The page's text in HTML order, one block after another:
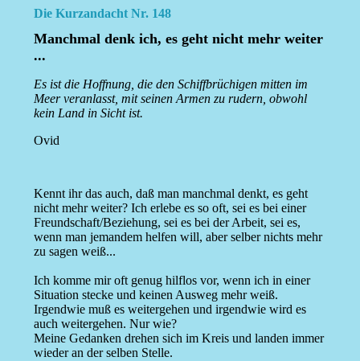
Die Kurzandacht Nr. 148
Manchmal denk ich, es geht nicht mehr weiter
...
Es ist die Hoffnung, die den Schiffbrüchigen mitten im
Meer veranlasst, mit seinen Armen zu rudern, obwohl
kein Land in Sicht ist.
Ovid
Kennt ihr das auch, daß man manchmal denkt, es geht
nicht mehr weiter? Ich erlebe es so oft, sei es bei einer
Freundschaft/Beziehung, sei es bei der Arbeit, sei es,
wenn man jemandem helfen will, aber selber nichts mehr
zu sagen weiß...
Ich komme mir oft genug hilflos vor, wenn ich in einer
Situation stecke und keinen Ausweg mehr weiß.
Irgendwie muß es weitergehen und irgendwie wird es
auch weitergehen. Nur wie?
Meine Gedanken drehen sich im Kreis und landen immer
wieder an der selben Stelle.